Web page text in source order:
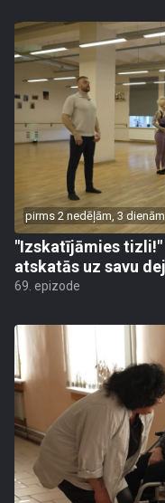
pirms 2 nedēļām, 3 dienām
"Izskatījāmies tizli!"
atskatās uz savu
69. epizode